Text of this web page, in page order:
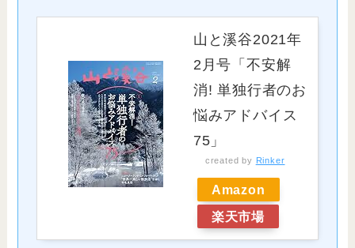
山と溪谷2021年
2月号「不安解
消! 単独行者のお
悩みアドバイス
75」
created by Rinker
Amazon
楽天市場